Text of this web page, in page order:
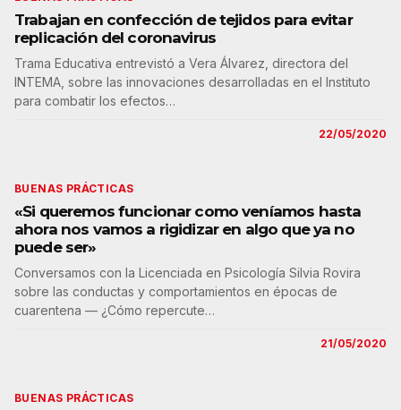
Trabajan en confección de tejidos para evitar
replicación del coronavirus
Trama Educativa entrevistó a Vera Álvarez, directora del
INTEMA, sobre las innovaciones desarrolladas en el Instituto
para combatir los efectos…
22/05/2020
BUENAS PRÁCTICAS
«Si queremos funcionar como veníamos hasta
ahora nos vamos a rigidizar en algo que ya no
puede ser»
Conversamos con la Licenciada en Psicología Silvia Rovira
sobre las conductas y comportamientos en épocas de
cuarentena — ¿Cómo repercute…
21/05/2020
BUENAS PRÁCTICAS